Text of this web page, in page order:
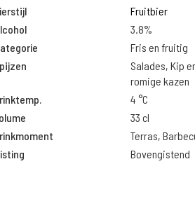
Fruitbier
3.8%
Fris en fruitig
Salades, Kip
romige kazen
4 °C
33 cl
Terras,
Bovengistend